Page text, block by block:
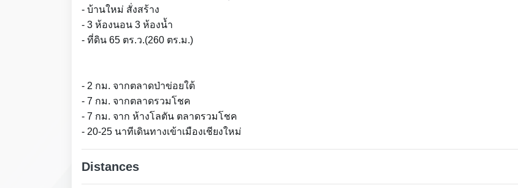
- บ้านใหม่ สั่งสร้าง
- 3 ห้องนอน 3 ห้องน้ำ
- ที่ดิน 65 ตร.ว.(260 ตร.ม.)
- 2 กม. จากตลาดป่าข่อยใต้
- 7 กม. จากตลาดรวมโชค
- 7 กม. จาก ห้างโลตัน ตลาดรวมโชค
- 20-25 นาทีเดินทางเข้าเมืองเชียงใหม่
Distances